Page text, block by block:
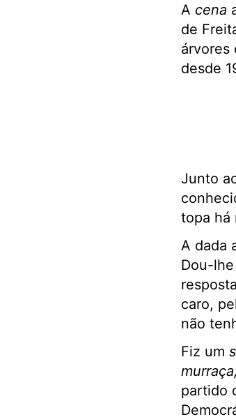
A cena
de
árvores
desde
Junto
topa há
A dada
Dou-
caro,
não
Fiz um
murraça,
partido